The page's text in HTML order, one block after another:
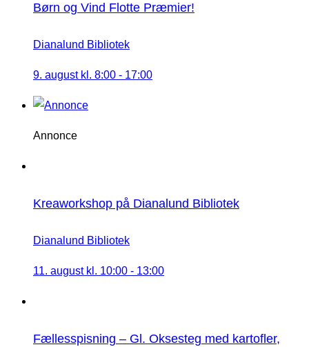
Børn og Vind Flotte Præmier!
Dianalund Bibliotek
9. august kl. 8:00 - 17:00
Annonce
Kreaworkshop på Dianalund Bibliotek
Dianalund Bibliotek
11. august kl. 10:00 - 13:00
Fællesspisning – Gl. Oksesteg med kartofler,